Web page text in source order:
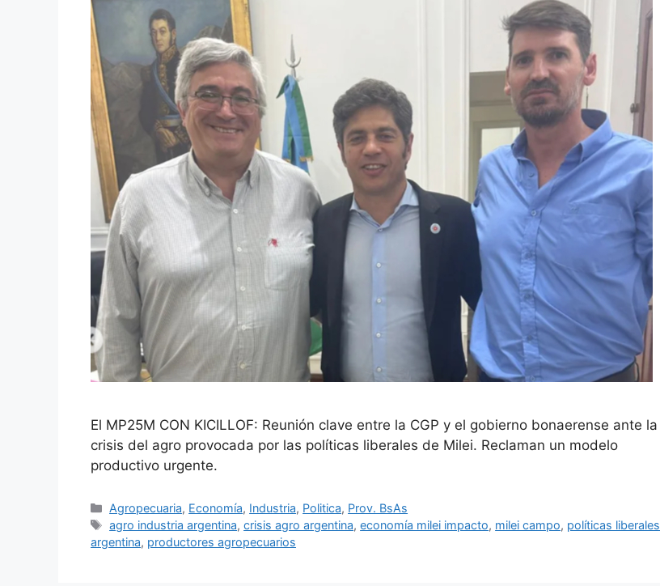
El MP25M CON KICILLOF: Reunión clave entre la CGP y el gobierno bonaerense ante la
crisis del agro provocada por las políticas liberales de Milei. Reclaman un modelo
productivo urgente.
Agropecuaria, Economía, Industria, Politica, Prov. BsAs
agro industria argentina,crisis agro argentina,economía milei impacto, milei campo, políticas liberales
argentina, productores agropecuarios